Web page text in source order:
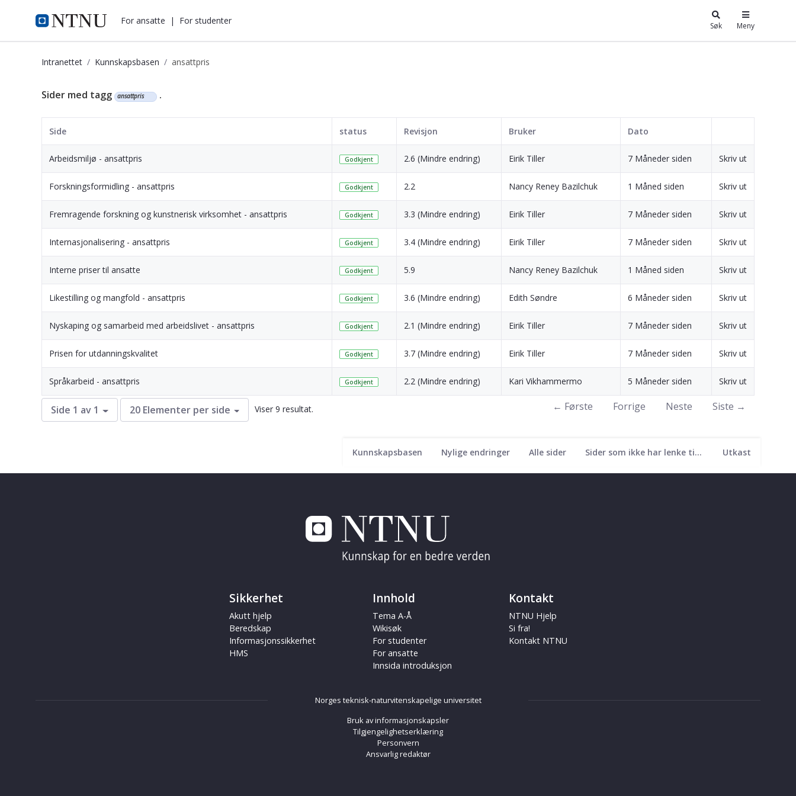
i.ntnu.no For ansatte | For studenter Søk Meny
Intranettet Kunnskapsbasen ansattpris
Kunnskapsbasen
Kunnskapsbasen Nylige endringer Alle sider Sider som ikke har lenke til seg Utkast
Sider med tagg ansattpris .
Side status Revisjon Bruker Dato
Arbeidsmiljø - ansattpris Godkjent 2.6 (Mindre endring) Eirik Tiller 7 Måneder siden Skriv ut
Forskningsformidling - ansattpris Godkjent 2.2 Nancy Reney Bazilchuk 1 Måned siden Skriv ut
Fremragende forskning og kunstnerisk virksomhet - ansattpris Godkjent 3.3 (Mindre endring) Eirik Tiller 7 Måneder siden Skriv ut
Internasjonalisering - ansattpris Godkjent 3.4 (Mindre endring) Eirik Tiller 7 Måneder siden Skriv ut
Interne priser til ansatte Godkjent 5.9 Nancy Reney Bazilchuk 1 Måned siden Skriv ut
Likestilling og mangfold - ansattpris Godkjent 3.6 (Mindre endring) Edith Søndre 6 Måneder siden Skriv ut
Nyskaping og samarbeid med arbeidslivet - ansattpris Godkjent 2.1 (Mindre endring) Eirik Tiller 7 Måneder siden Skriv ut
Prisen for utdanningskvalitet Godkjent 3.7 (Mindre endring) Eirik Tiller 7 Måneder siden Skriv ut
Språkarbeid - ansattpris Godkjent 2.2 (Mindre endring) Kari Vikhammermo 5 Måneder siden Skriv ut
Side 1 av 1 20 Elementer per side Viser 9 resultat. ← Første Forrige Neste Siste →
Sikkerhet
Akutt hjelp
Beredskap
Informasjonssikkerhet
HMS
Innhold
Tema A-Å
Wikisøk
For studenter
For ansatte
Innsida introduksjon
Kontakt
NTNU Hjelp
Si fra!
Kontakt NTNU
Norges teknisk-naturvitenskapelige universitet
Bruk av informasjonskapsler
Tilgjengelighetserklæring
Personvern
Ansvarlig redaktør